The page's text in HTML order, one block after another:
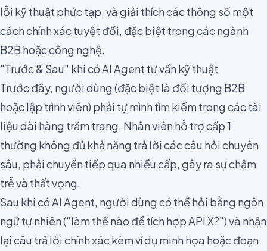
lỗi kỹ thuật phức tạp, và giải thích các thông số một
cách chính xác tuyệt đối, đặc biệt trong các ngành
B2B hoặc công nghệ.
"Trước & Sau" khi có AI Agent tư vấn kỹ thuật
Trước đây, người dùng (đặc biệt là đối tượng B2B
hoặc lập trình viên) phải tự mình tìm kiếm trong các tài
liệu dài hàng trăm trang. Nhân viên hỗ trợ cấp 1
thường không đủ khả năng trả lời các câu hỏi chuyên
sâu, phải chuyển tiếp qua nhiều cấp, gây ra sự chậm
trễ và thất vọng.
Sau khi có AI Agent, người dùng có thể hỏi bằng ngôn
ngữ tự nhiên ("làm thế nào để tích hợp API X?") và nhận
lại câu trả lời chính xác kèm ví dụ minh họa hoặc đoạn